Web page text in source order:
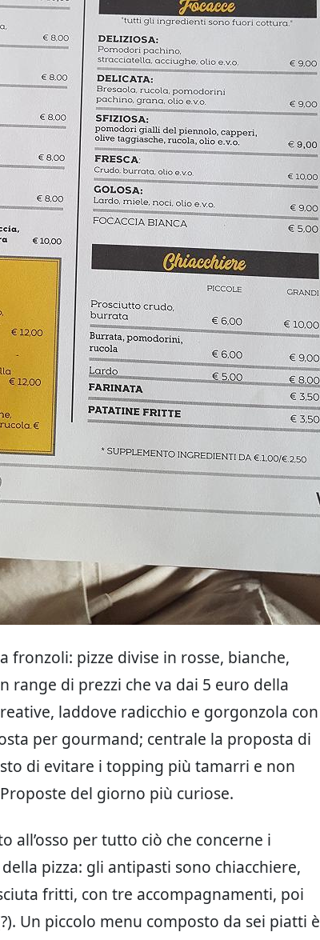
fronzoli: pizze divise in rosse, bianche,
range di prezzi che va dai 5 euro della
laddove radicchio e gorgonzola con
per gourmand; centrale la proposta di
di evitare i topping più tamarri e non
del giorno più curiose.
all’osso per tutto ciò che concerne i
pizza: gli antipasti sono chiacchiere,
fritti, con tre accompagnamenti, poi
Un piccolo menu composto da sei piatti è